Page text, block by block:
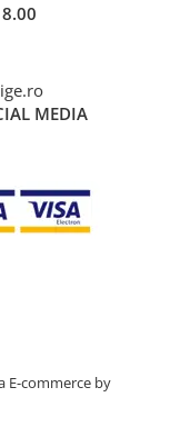
MEDIA
E-commerce by